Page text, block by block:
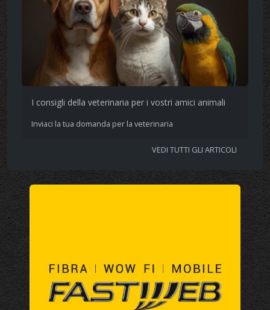
I consigli della veterinaria per i vostri amici animali
Inviaci la tua domanda per la veterinaria
VEDI TUTTI GLI ARTICOLI